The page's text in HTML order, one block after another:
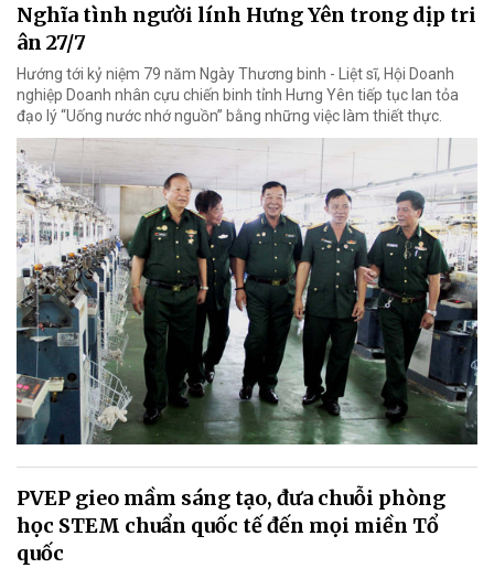
Nghĩa tình người lính Hưng Yên trong dịp tri
ân 27/7
Hướng tới kỷ niệm 79 năm Ngày Thương binh - Liệt sĩ, Hội Doanh
nghiệp Doanh nhân cựu chiến binh tỉnh Hưng Yên tiếp tục lan tỏa
đạo lý “Uống nước nhớ nguồn” bằng những việc làm thiết thực.
PVEP gieo mầm sáng tạo, đưa chuỗi phòng
học STEM chuẩn quốc tế đến mọi miền Tổ
quốc